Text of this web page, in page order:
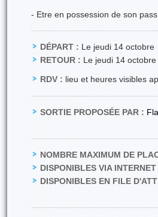
- Etre en possession de son
DÉPART : Le jeudi 14 octobre
RETOUR : Le jeudi 14 octobre
RDV : lieu et heures visibles
SORTIE PROPOSÉE PAR :
NOMBRE MAXIMUM DE
DISPONIBLES VIA INTERNET
DISPONIBLES EN FILE